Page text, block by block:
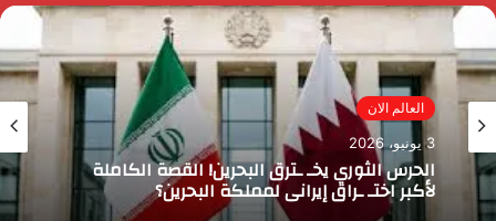
العالم الان
3 يونيو، 2026
مصر الآن
رئيس الوزراء يقرر ضم مايا مرسي وزيرة التضامن
الاجتماعي إلى عضوية المجموعة الوزارية لريادة
الأعمال